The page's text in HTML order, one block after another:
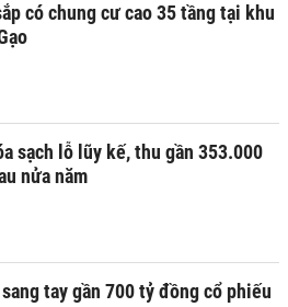
có chung cư cao 35 tầng tại khu
sạch lỗ lũy kế, thu gần 353.000
nửa năm
tay gần 700 tỷ đồng cổ phiếu